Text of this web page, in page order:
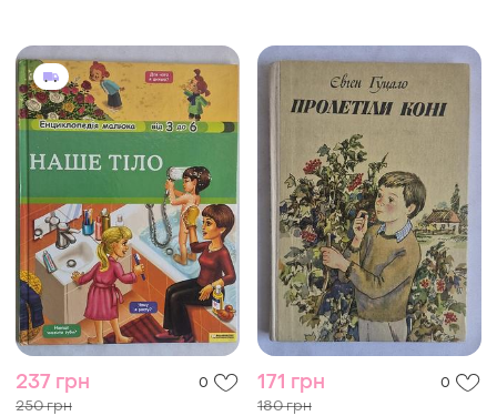
237 грн 0
250 грн
171 грн 0
180 грн